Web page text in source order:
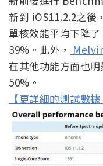
新到 iOS11.2.2之後
單核效能平均下降
39%。此外，
在其他功能方面也
50%。
【更詳細的測試數據